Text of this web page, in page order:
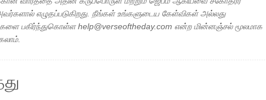
எழுதப்படுகிறது. நீங்கள் உங்களுடைய கேள்விகள் அல்லது
பகிர்ந்துகொள்ள help@verseoftheday.com என்ற மின்னஞ்சல் மூலமாக